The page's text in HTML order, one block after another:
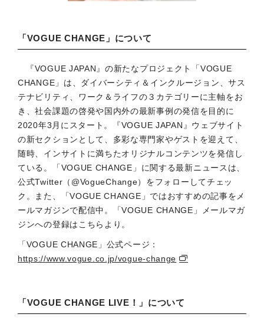
「VOGUE CHANGE」について
『VOGUE JAPAN』の新たなプロジェクト「VOGUE
CHANGE」は、ダイバーシティ＆インクルージョン、サス
テナビリティ、ワーク＆ライフの３カテゴリーに主軸をお
き、社会課題の啓発や国内外の最新事例の発信を目的に
2020年3月にスタート。『VOGUE JAPAN』ウェブサイト
の新セクションとして、多彩な専門家やゲストを迎えて、
随時、インサイトに満ちたオリジナルコンテンツを発信し
ている。「VOGUE CHANGE」に関する最新ニュースは、
公式Twitter（@VogueChange）をフォローしてチェッ
ク。また、「VOGUE CHANGE」ではおすすめの記事をメ
ールマガジンで配信中。「VOGUE CHANGE」メールマガ
ジンへの登録はこちらより。
「VOGUE CHANGE」公式ページ：
https://www.vogue.co.jp/vogue-change
「VOGUE CHANGE LIVE！」について